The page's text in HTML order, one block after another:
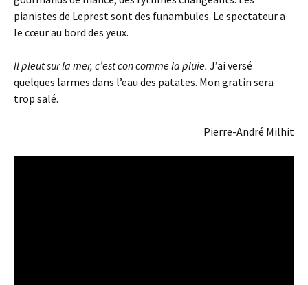
pianistes de Leprest sont des funambules. Le spectateur a
le cœur au bord des yeux.
Il pleut sur la mer, c’est con comme la pluie. J’ai versé
quelques larmes dans l’eau des patates. Mon gratin sera
trop salé.
Pierre-André Milhit